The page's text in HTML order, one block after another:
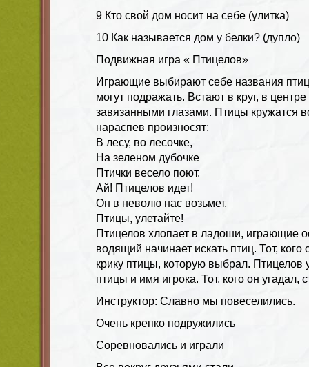
9 Кто свой дом носит на себе (улитка)
10 Как называется дом у белки? (дупло)
Подвижная игра « Птицелов»
Играющие выбирают себе названия
могут подражать. Встают в круг, в
завязанными глазами. Птицы кружатся
нараспев произносят:
В лесу, во лесочке,
На зеленом дубочке
Птички весело поют.
Ай! Птицелов идет!
Он в неволю нас возьмет,
Птицы, улетайте!
Птицелов хлопает в ладоши, играющие
водящий начинает искать птиц. Тот,
крику птицы, которую выбрал. Птицелов
птицы и имя игрока. Тот, кого он угадал,
Инструктор: Славно мы повеселились.
Очень крепко подружились
Соревновались и играли